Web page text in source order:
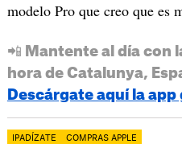
modelo Pro que creo que es
📲 Mantente al día con
hora de Catalunya,
Descárgate aquí la
IPADÍZATE COMPRAS APPLE